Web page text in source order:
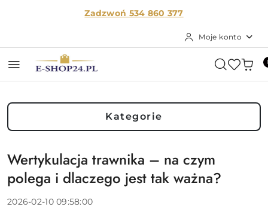
Przejdź do treści głównej
Przejdź do wyszukiwarki
Przejdź do moje konto
Przejdź do menu głównego
Przejdź do stopkiZadzwoń 534 860 377
Moje konto
Kategorie
Wertykulacja trawnika – na czym
polega i dlaczego jest tak ważna?
2026-02-10 09:58:00